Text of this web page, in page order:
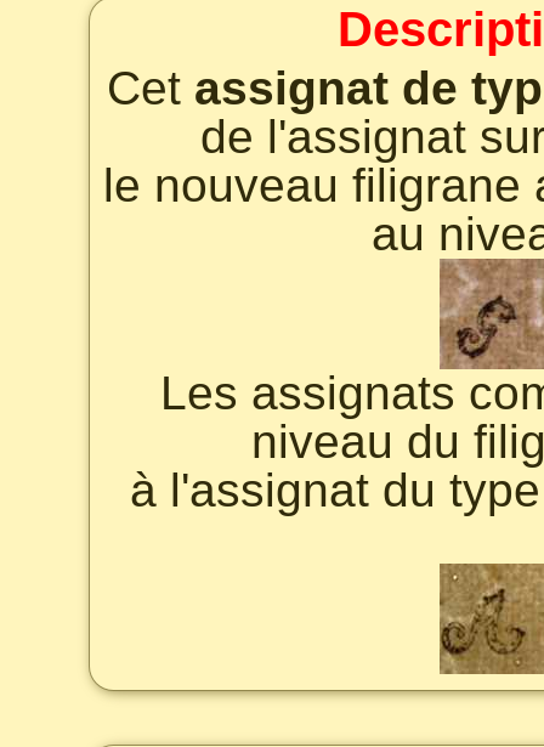
Cet assignat de
de l'assignat
le nouveau
au
Les assignats
niveau du
à l'assignat du